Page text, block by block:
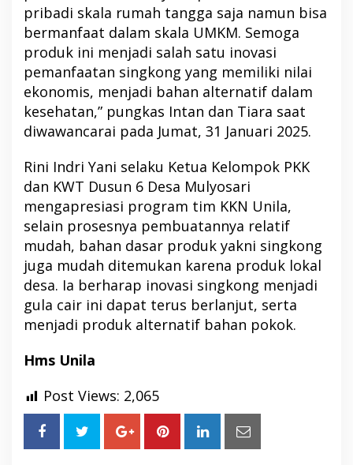
pribadi skala rumah tangga saja namun bisa
bermanfaat dalam skala UMKM. Semoga
produk ini menjadi salah satu inovasi
pemanfaatan singkong yang memiliki nilai
ekonomis, menjadi bahan alternatif dalam
kesehatan,” pungkas Intan dan Tiara saat
diwawancarai pada Jumat, 31 Januari 2025.
Rini Indri Yani selaku Ketua Kelompok PKK
dan KWT Dusun 6 Desa Mulyosari
mengapresiasi program tim KKN Unila,
selain prosesnya pembuatannya relatif
mudah, bahan dasar produk yakni singkong
juga mudah ditemukan karena produk lokal
desa. Ia berharap inovasi singkong menjadi
gula cair ini dapat terus berlanjut, serta
menjadi produk alternatif bahan pokok.
Hms Unila
Post Views: 2,065